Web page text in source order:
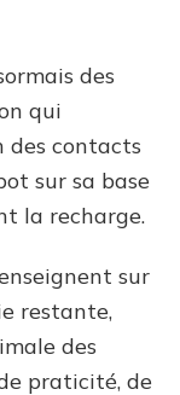
des
qui
des contacts
sur sa base
la recharge.
sur
restante,
des
praticité, de